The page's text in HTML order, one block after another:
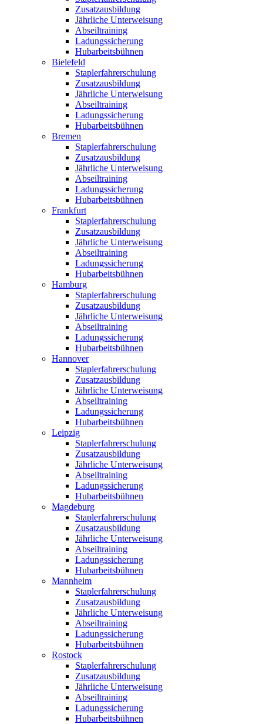
Zusatzausbildung
Jährliche Unterweisung
Abseiltraining
Ladungssicherung
Hubarbeitsbühnen
Bielefeld
Staplerfahrerschulung
Zusatzausbildung
Jährliche Unterweisung
Abseiltraining
Ladungssicherung
Hubarbeitsbühnen
Bremen
Staplerfahrerschulung
Zusatzausbildung
Jährliche Unterweisung
Abseiltraining
Ladungssicherung
Hubarbeitsbühnen
Frankfurt
Staplerfahrerschulung
Zusatzausbildung
Jährliche Unterweisung
Abseiltraining
Ladungssicherung
Hubarbeitsbühnen
Hamburg
Staplerfahrerschulung
Zusatzausbildung
Jährliche Unterweisung
Abseiltraining
Ladungssicherung
Hubarbeitsbühnen
Hannover
Staplerfahrerschulung
Zusatzausbildung
Jährliche Unterweisung
Abseiltraining
Ladungssicherung
Hubarbeitsbühnen
Leipzig
Staplerfahrerschulung
Zusatzausbildung
Jährliche Unterweisung
Abseiltraining
Ladungssicherung
Hubarbeitsbühnen
Magdeburg
Staplerfahrerschulung
Zusatzausbildung
Jährliche Unterweisung
Abseiltraining
Ladungssicherung
Hubarbeitsbühnen
Mannheim
Staplerfahrerschulung
Zusatzausbildung
Jährliche Unterweisung
Abseiltraining
Ladungssicherung
Hubarbeitsbühnen
Rostock
Staplerfahrerschulung
Zusatzausbildung
Jährliche Unterweisung
Abseiltraining
Ladungssicherung
Hubarbeitsbühnen